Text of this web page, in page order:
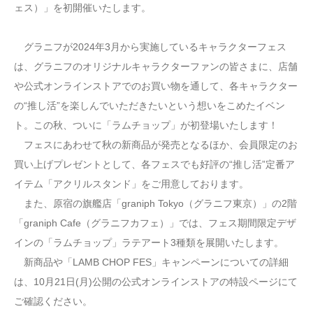
ェス）」を初開催いたします。
グラニフが2024年3月から実施しているキャラクターフェス
は、グラニフのオリジナルキャラクターファンの皆さまに、店舗
や公式オンラインストアでのお買い物を通して、各キャラクター
の“推し活”を楽しんでいただきたいという想いをこめたイベン
ト。この秋、ついに「ラムチョップ」が初登場いたします！
フェスにあわせて秋の新商品が発売となるほか、会員限定のお
買い上げプレゼントとして、各フェスでも好評の“推し活”定番ア
イテム「アクリルスタンド」をご用意しております。
また、原宿の旗艦店「graniph Tokyo（グラニフ東京）」の2階
「graniph Cafe（グラニフカフェ）」では、フェス期間限定デザ
インの「ラムチョップ」ラテアート3種類を展開いたします。
新商品や「LAMB CHOP FES」キャンペーンについての詳細
は、10月21日(月)公開の公式オンラインストアの特設ページにて
ご確認ください。